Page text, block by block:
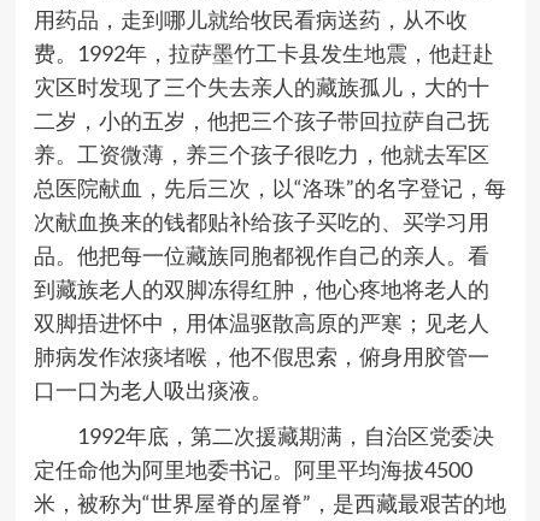
用药品，走到哪儿就给牧民看病送药，从不收
费。
1992年，拉萨墨竹工卡县发生地震，他赶赴
灾区时发现了三个失去亲人的藏族孤儿，大的十
二岁，小的五岁，他把三个孩子带回拉萨自己抚
养。工资微薄，养三个孩子很吃力，他就去军区
总医院献血，先后三次，以“洛珠”的名字登记，每
次献血换来的钱都贴补给孩子买吃的、买学习用
品。他把每一位藏族同胞都视作自己的亲人。看
到藏族老人的双脚冻得红肿，他心疼地将老人的
双脚捂进怀中，用体温驱散高原的严寒；见老人
肺病发作浓痰堵喉，他不假思索，俯身用胶管一
口一口为老人吸出痰液。
1992年底，第二次援藏期满，自治区党委决
定任命他为阿里地委书记。阿里平均海拔4500
米，被称为“世界屋脊的屋脊” ，是西藏最艰苦的地